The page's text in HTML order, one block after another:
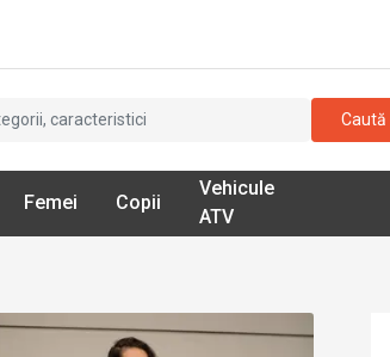
Caută
Femei Copii
Vehicule
ATV